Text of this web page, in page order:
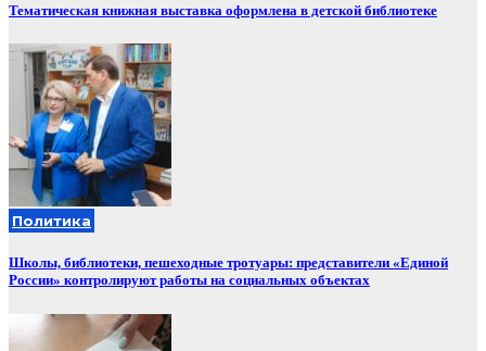
Тематическая книжная выставка оформлена в детской библиотеке
Политика
Школы, библиотеки, пешеходные тротуары: представители «Единой
России» контролируют работы на социальных объектах